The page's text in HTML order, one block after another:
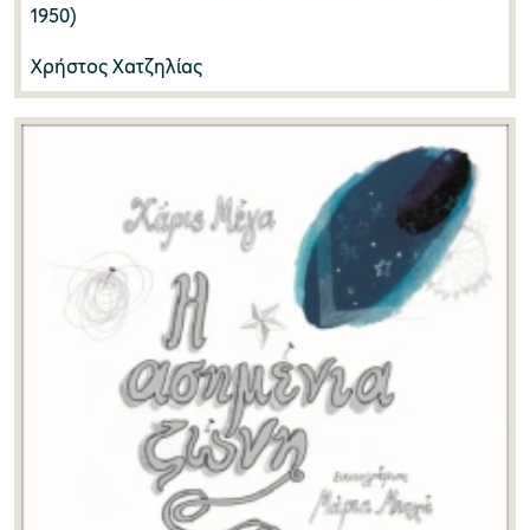
Μουσείο Μαρμαροτεχνίας
Μουσείο Περιβάλλοντος Στυμφαλίας
Μουσείο Μαστίχας Χίου
Μουσείο Αργυροτεχνίας
Γιάννης Αντωνίου
Γιάννης Κίζης(2)
Γιάννης Λώλος(1)
Γιάννης Μπαφούνης (1)
Γιάννης Πίκουλας (1)
Γιάννης Πολύζος(1)
Γιώργος Μαχαίρας(1)
Γιώτα Οικονομάκη-Παπαδοπούλου
Δήμητρα Μαυροκορδάτου(1)
1950)
Χρήστος Χατζηλίας